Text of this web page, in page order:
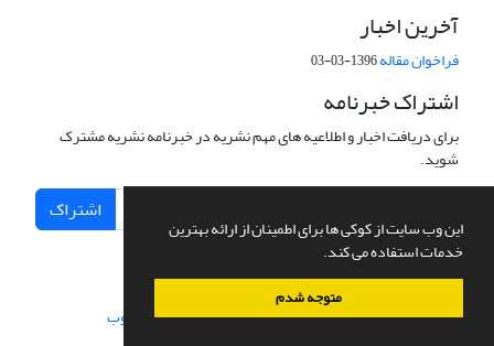
این وب سایت از کوکی ها برای اطمینان از ارائه بهترین
خدمات استفاده می کند.
متوجه شدم
آخرین اخبار
فراخوان مقاله1396-03-03
اشتراک خبرنامه
برای دریافت اخبار و اطلاعیه های مهم نشریه در خبرنامه نشریه مشترک
شوید.
اشتراک
سامانه مدیریت نشریات علمی.طراحی و پیاده سازی از سیناوب